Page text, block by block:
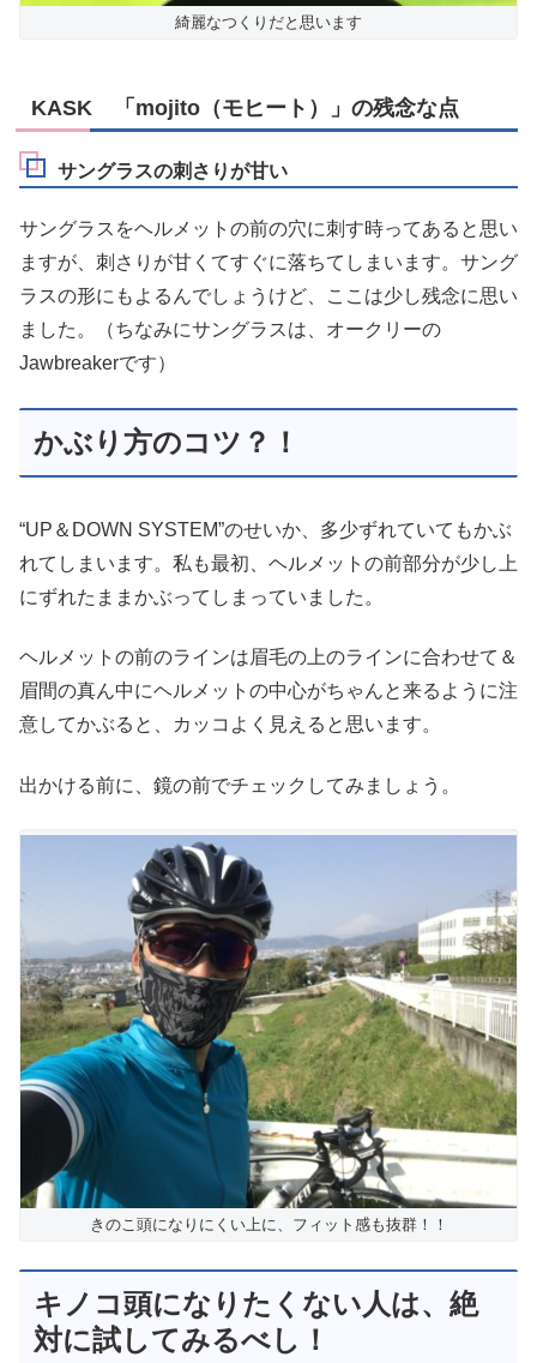
綺麗なつくりだと思います
KASK 「mojito（モヒート）」の残念な点
サングラスの刺さりが甘い
サングラスをヘルメットの前の穴に刺す時ってあると思い
ますが、刺さりが甘くてすぐに落ちてしまいます。サング
ラスの形にもよるんでしょうけど、ここは少し残念に思い
ました。（ちなみにサングラスは、オークリーの
Jawbreakerです）
かぶり方のコツ？！
“UP＆DOWN SYSTEM”のせいか、多少ずれていてもかぶ
れてしまいます。私も最初、ヘルメットの前部分が少し上
にずれたままかぶってしまっていました。
ヘルメットの前のラインは眉毛の上のラインに合わせて＆
眉間の真ん中にヘルメットの中心がちゃんと来るように注
意してかぶると、カッコよく見えると思います。
出かける前に、鏡の前でチェックしてみましょう。
きのこ頭になりにくい上に、フィット感も抜群！！
キノコ頭になりたくない人は、絶
対に試してみるべし！